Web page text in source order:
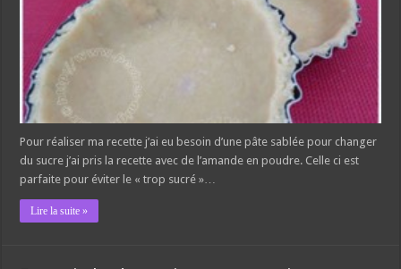
Pour réaliser ma recette j’ai eu besoin d’une pâte sablée pour changer
du sucre j’ai pris la recette avec de l’amande en poudre. Celle ci est
parfaite pour éviter le « trop sucré »…
Lire la suite »